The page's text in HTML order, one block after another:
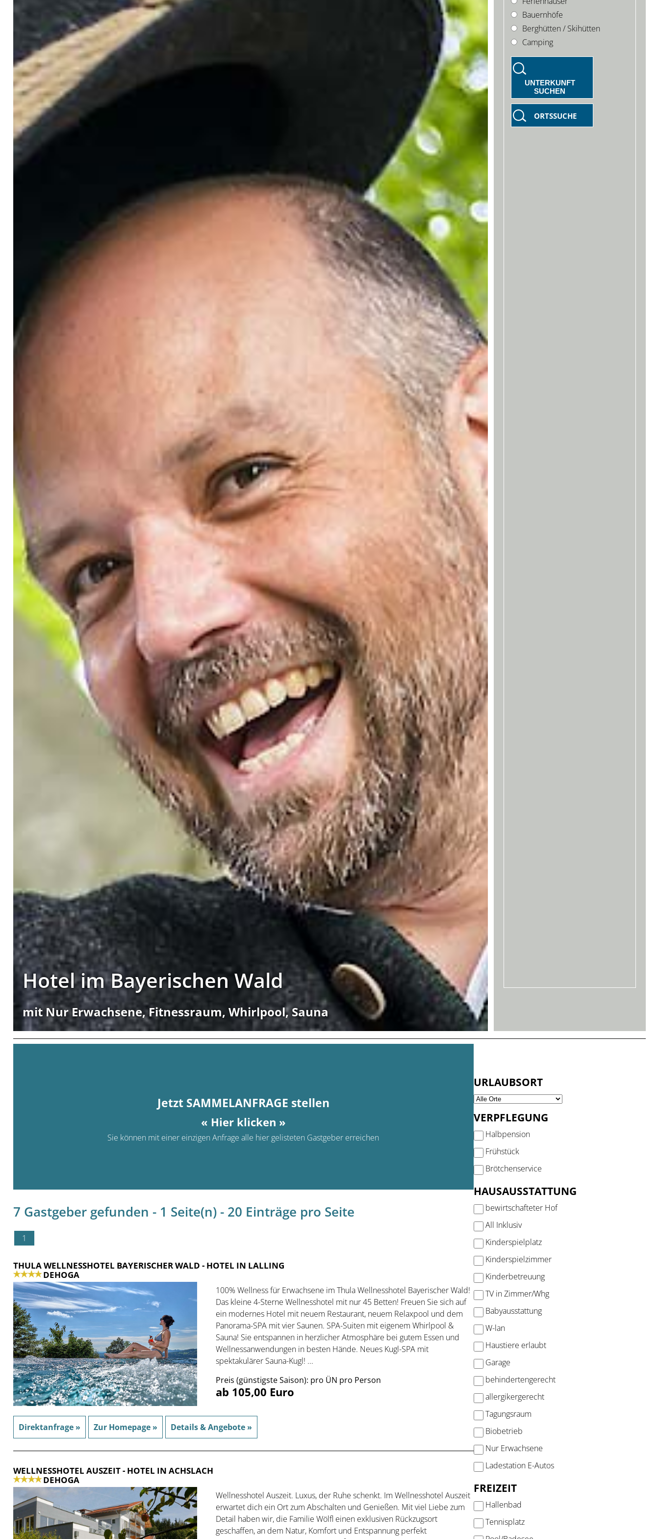
Hotel im Bayerischen Wald
mit Nur Erwachsene, Fitnessraum, Whirlpool, Sauna
Bauernhöfe
Berghütten / Skihütten
Camping
UNTERKUNFT
SUCHEN
ORTSSUCHE
Jetzt SAMMELANFRAGE stellen
« Hier klicken »
Sie können mit einer einzigen Anfrage alle hier gelisteten Gastgeber erreichen
7 Gastgeber gefunden - 1 Seite(n) - 20 Einträge pro Seite
1
THULA WELLNESSHOTEL BAYERISCHER WALD - HOTEL IN LALLING
DEHOGA
100% Wellness für Erwachsene im Thula Wellnesshotel Bayerischer Wald!
Das kleine 4-Sterne Wellnesshotel mit nur 45 Betten! Freuen Sie sich auf
ein modernes Hotel mit neuem Restaurant, neuem Relaxpool und dem
Panorama-SPA mit vier Saunen. SPA-Suiten mit eigenem Whirlpool &
Sauna! Sie entspannen in herzlicher Atmosphäre bei gutem Essen und
Wellnessanwendungen in besten Hände. Neues Kugl-SPA mit
spektakulärer Sauna-Kugl! ...
Preis (günstigste Saison): pro ÜN pro Person
ab 105,00 Euro
Direktanfrage » Zur Homepage » Details & Angebote »
WELLNESSHOTEL AUSZEIT- HOTEL IN ACHSLACH
DEHOGA
Wellnesshotel Auszeit. Luxus, der Ruhe schenkt. Im Wellnesshotel Auszeit
erwartet dich ein Ort zum Abschalten und Genießen. Mit viel Liebe zum
Detail haben wir, die Familie Wölfl einen exklusiven Rückzugsort
geschaffen, an dem Natur, Komfort und Entspannung perfekt
URLAUBSORT
VERPFLEGUNG
Halbpension
Frühstück
Brötchenservice
HAUSAUSSTATTUNG
bewirtschafteter Hof
All Inklusiv
Kinderspielplatz
Kinderspielzimmer
Kinderbetreuung
TV in Zimmer/Whg
Babyausstattung
W-lan
Haustiere erlaubt
Garage
behindertengerecht
allergikergerecht
Tagungsraum
Biobetrieb
Nur Erwachsene
Ladestation E-Autos
FREIZEIT
Hallenbad
Tennisplatz